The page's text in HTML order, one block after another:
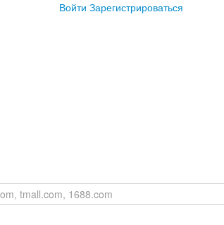
Войти Зарегистрироваться